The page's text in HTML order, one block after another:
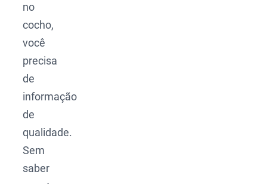
no
cocho,
você
precisa
de
informação
de
qualidade.
Sem
saber